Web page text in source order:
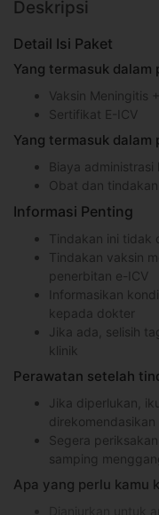
Deskripsi
Detail Isi Paket
Yang termasuk dalam
Vaksin Meningitis
Sertifikat E-ICV
Yang termasuk dalam
Biaya administrasi
Obat dan
Informasi Penting
Tindakan ini tidak
Tindakan vaksin
penerbitan e-ICV
Informasikan
kepada dokter
Jika ada, selisih
klinik
Perawatan setelah
Jika diperlukan,
direkomendasikan
Segera
samping
Apa yang perlu kamu